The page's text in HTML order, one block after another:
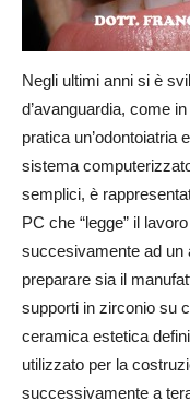
Negli ultimi anni si è
d’avanguardia, come
pratica un’odontoiatria
sistema
semplici, è
PC che “legge” il
succesivamente ad un
preparare sia il
supporti in zirconio su
ceramica estetica
utilizzato per la
successivamente a